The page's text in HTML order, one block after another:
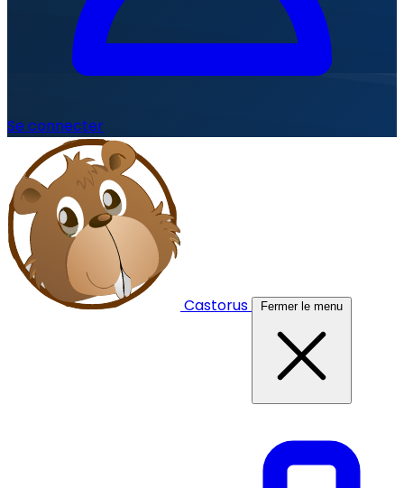
Se connecter
Castorus Fermer le menu